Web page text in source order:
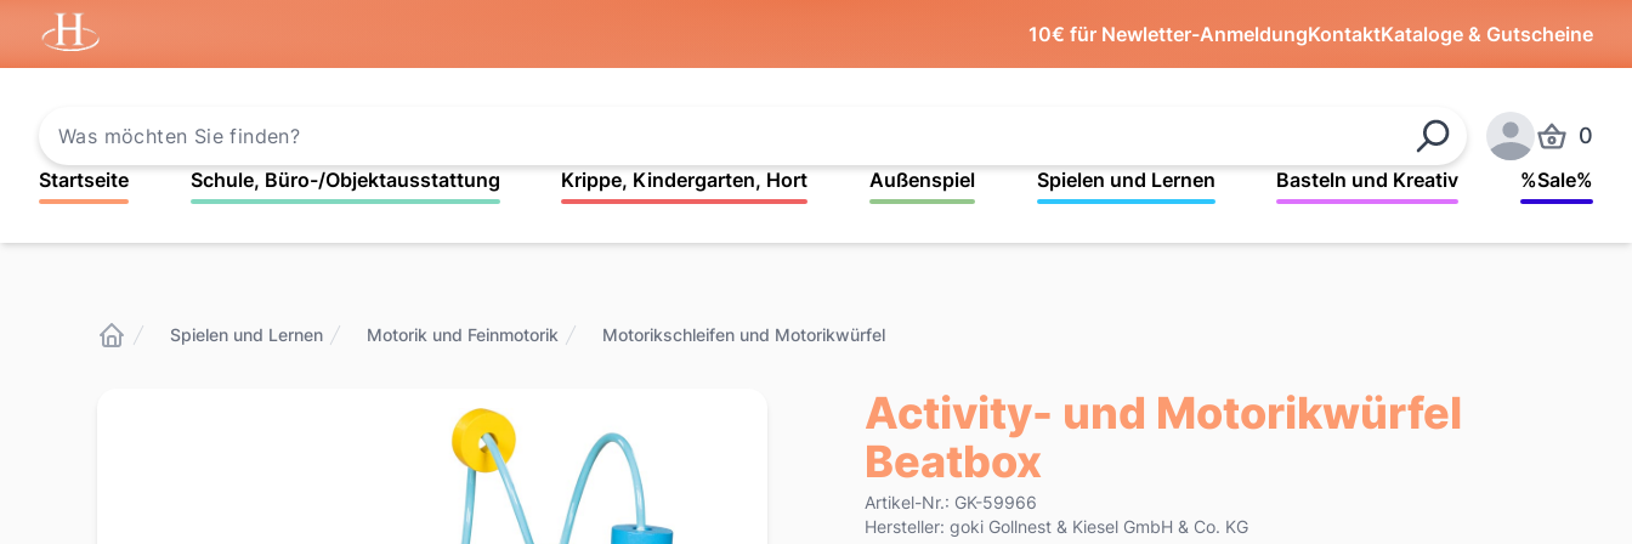
Startseite 10€ für Newletter-AnmeldungKontaktKataloge & Gutscheine
Suchen
Anmelden
Produkte
0
Startseite Schule, Büro-/Objektausstattung Krippe, Kindergarten, Hort Außenspiel Spielen und Lernen Basteln und Kreativ %Sale%
Spielen und Lernen Motorik und Feinmotorik Motorikschleifen und Motorikwürfel
Activity- und Motorikwürfel
Beatbox
Product information
Artikel-Nr.: GK-59966
Hersteller: goki Gollnest & Kiesel GmbH & Co. KG